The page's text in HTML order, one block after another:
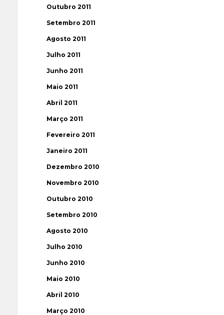
Outubro 2011
Setembro 2011
Agosto 2011
Julho 2011
Junho 2011
Maio 2011
Abril 2011
Março 2011
Fevereiro 2011
Janeiro 2011
Dezembro 2010
Novembro 2010
Outubro 2010
Setembro 2010
Agosto 2010
Julho 2010
Junho 2010
Maio 2010
Abril 2010
Março 2010